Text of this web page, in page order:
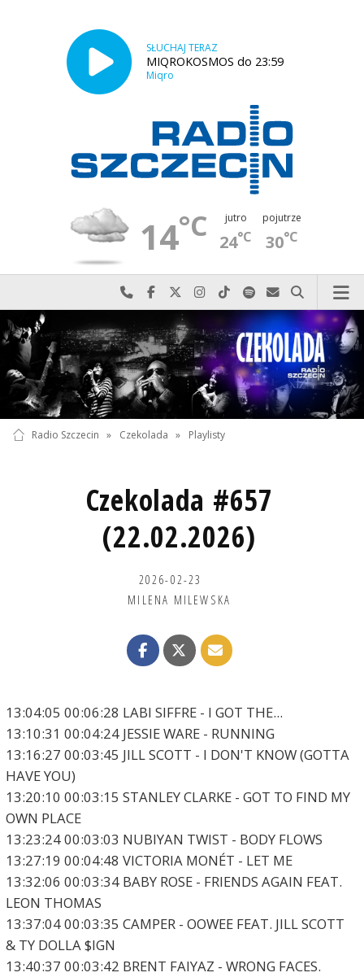
SŁUCHAJ TERAZ
MIQROKOSMOS do 23:59
Miqro
14°C jutro
24°C
pojutrze
30°C
Najlepiej po prostu do nas zadzwoń
Odwiedź nas na Facebook-u
Odwiedź nas na X
Odwiedź nas na Instagram-ie
Odwiedź nas na TikTok-u
Szukaj nas na Spotify
Wyślij do nas
Szukaj
Radio Szczecin » Czekolada » Playlisty
Czekolada #657
(22.02.2026)
2026-02-23
MILENA MILEWSKA
13:04:05 00:06:28 LABI SIFFRE - I GOT THE...
13:10:31 00:04:24 JESSIE WARE - RUNNING
13:16:27 00:03:45 JILL SCOTT - I DON'T KNOW (GOTTA
HAVE YOU)
13:20:10 00:03:15 STANLEY CLARKE - GOT TO FIND MY
OWN PLACE
13:23:24 00:03:03 NUBIYAN TWIST - BODY FLOWS
13:27:19 00:04:48 VICTORIA MONÉT - LET ME
13:32:06 00:03:34 BABY ROSE - FRIENDS AGAIN FEAT.
LEON THOMAS
13:37:04 00:03:35 CAMPER - OOWEE FEAT. JILL SCOTT
& TY DOLLA $IGN
13:40:37 00:03:42 BRENT FAIYAZ - WRONG FACES.